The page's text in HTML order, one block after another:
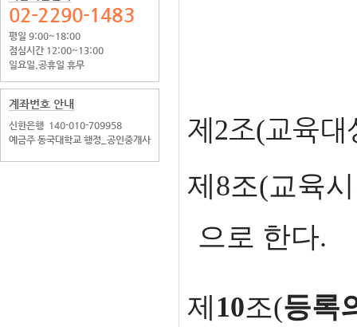
02-2290-1483
평일 9:00~18:00
점심시간 12:00~13:00
일요일.공휴일 휴무
계좌번호 안내
신한은행 140-010-709958
예금주 동국대학교 행정_공인중개사
제 2조(교육대
제 8조(교육
으로 한다.
제 10조(등록